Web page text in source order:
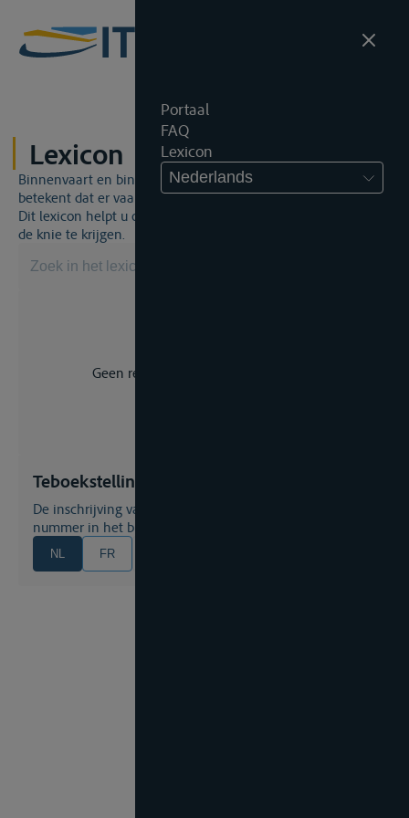
Portaal
FAQ
Lexicon
Nederlands
Lexicon
Binnenvaart en binnenvaartrecht is een unieke wereld. Dat
betekent dat er vaak een specifiek vakjargon gebruikt wordt.
Dit lexicon helpt u om een aantal broodnodige termen onder
de knie te krijgen.
Geen resultaat voor uw zoekopdracht.
Teboekstelling
De inschrijving van een binnenschip onder een speciaal
nummer in het binnenschepenregister
NL FR